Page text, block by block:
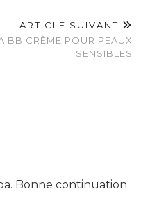
ARTICLE SUIVANT
BB CRÈME POUR PEAUX
SENSIBLES
Bonne continuation.